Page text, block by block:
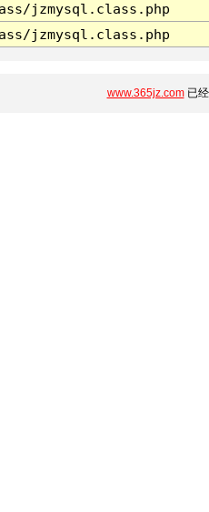
jzmysql.class.php
jzmysql.class.php
www.365jz.com已经